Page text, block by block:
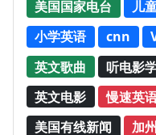
美国国家电台 儿
小学英语
cnn
英文歌曲
听电影
英文电影
慢速英
美国有线新闻
加